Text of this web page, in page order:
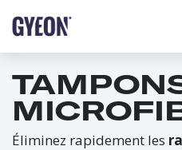
Éliminez rapidement les